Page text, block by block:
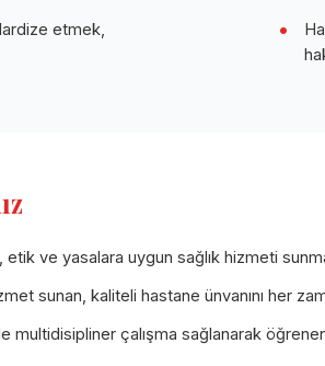
etmek,
ve yasalara uygun sağlık hizmeti
sunan, kaliteli hastane ünvanını her
multidisipliner çalışma sağlanarak